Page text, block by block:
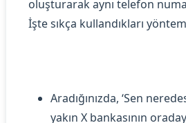
oluşturarak aynı telefon
İşte sıkça kullandıkları
Aradığınızda, ‘Sen
yakın X bankasının